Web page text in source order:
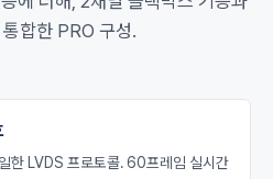
합한 PRO 구성.
한 LVDS 프로토콜. 60프레임 실시간